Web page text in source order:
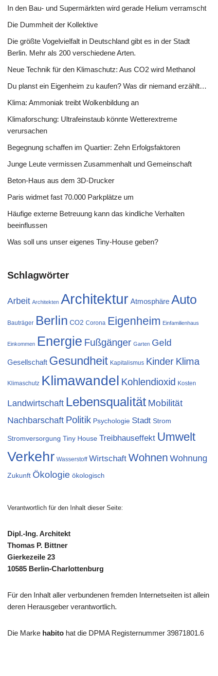
In den Bau- und Supermärkten wird gerade Helium verramscht
Die Dummheit der Kollektive
Die größte Vogelvielfalt in Deutschland gibt es in der Stadt
Berlin. Mehr als 200 verschiedene Arten.
Neue Technik für den Klimaschutz: Aus CO2 wird Methanol
Du planst ein Eigenheim zu kaufen? Was dir niemand erzählt…
Klima: Ammoniak treibt Wolkenbildung an
Klimaforschung: Ultrafeinstaub könnte Wetterextreme
verursachen
Begegnung schaffen im Quartier: Zehn Erfolgsfaktoren
Junge Leute vermissen Zusammenhalt und Gemeinschaft
Beton-Haus aus dem 3D-Drucker
Paris widmet fast 70.000 Parkplätze um
Häufige externe Betreuung kann das kindliche Verhalten
beeinflussen
Was soll uns unser eigenes Tiny-House geben?
Schlagwörter
Arbeit Architekten Architektur Atmosphäre Auto
Bauträger Berlin CO2 Corona Eigenheim Einfamilienhaus
Einkommen Energie Fußgänger Garten Geld
Gesellschaft Gesundheit Kapitalismus Kinder Klima
Klimaschutz Klimawandel Kohlendioxid Kosten
Landwirtschaft Lebensqualität Mobilität
Nachbarschaft Politik Psychologie Stadt Strom
Stromversorgung Tiny House Treibhauseffekt Umwelt
Verkehr Wasserstoff Wirtschaft Wohnen Wohnung
Zukunft Ökologie ökologisch
Verantwortlich für den Inhalt dieser Seite:
Dipl.-Ing. Architekt
Thomas P. Bittner
Gierkezeile 23
10585 Berlin-Charlottenburg
Für den Inhalt aller verbundenen fremden Internetseiten ist allein
deren Herausgeber verantwortlich.
Die Marke habito hat die DPMA Registernummer 39871801.6